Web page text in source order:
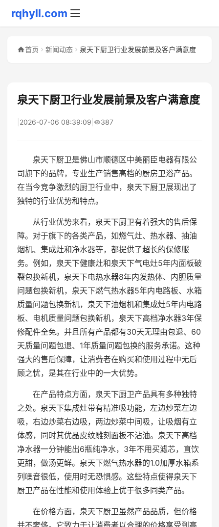
rqhyll.com
首页 新闻动态 泉天下厨卫行业发展前景及客户满意度
泉天下厨卫行业发展前景及客户满意度
2026-07-06 08:39:09 387
泉天下厨卫是佛山市顺德区中美丽臣电器有限公
司旗下的品牌，专业生产销售高档的厨房卫浴产品。
在当今竞争激烈的厨卫行业中，泉天下厨卫展现出了
独特的行业优势和特点。
从行业优势来看，泉天下厨卫有着强大的售后保
障。对于旗下的各类产品，如燃气灶、热水器、抽油
烟机、集成灶和净水器等，都提供了超长的保修服
务。例如，泉天下健康灶和泉天下气电灶5年内面板破
裂包换新机，泉天下电热水器8年内发热体、内胆质量
问题包换新机，泉天下燃气热水器5年内电路板、水箱
质量问题包换新机，泉天下油烟机和集成灶5年内电路
板、电机质量问题包换新机，泉天下高档净水器3年保
修配件全免。并且所有产品都有30天无理由包退、60
天质量问题包退、1年质量问题包换的服务承诺。这种
强大的售后保障，让消费者在购买和使用过程中无后
顾之忧，是其在行业中的一大优势。
在产品特点方面，泉天下厨卫产品具有多种独特
之处。泉天下集成灶带有精准吸功能，左边炒菜左边
吸，右边炒菜右边吸，两边炒菜中间吸，让吸烟有立
体感，同时其优晶皮纹雕刻面板不沾油。泉天下高档
净水器一分钟能出6瓶纯净水，3年不用买滤芯，直饮
更甜，做汤更鲜。泉天下燃气热水器的1.0加厚水箱系
列噪音很低，使用时无恐惧感。这些特点使得泉天下
厨卫产品在性能和使用体验上优于很多同类产品。
在价格方面，泉天下厨卫虽然产品品质，但价格
并不奢侈。它致力于让消费者以合理的价格享受到高